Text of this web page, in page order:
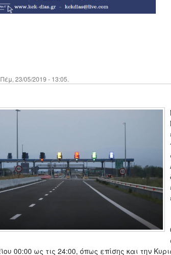
23/05/2019 - 13:05.
00:00 ως τις 24:00, όπως επίσης και την